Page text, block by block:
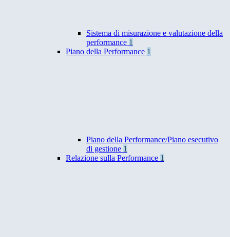
Sistema di misurazione e valutazione della
performance 1
Piano della Performance 1
Piano della Performance/Piano esecutivo
di gestione 1
Relazione sulla Performance 1